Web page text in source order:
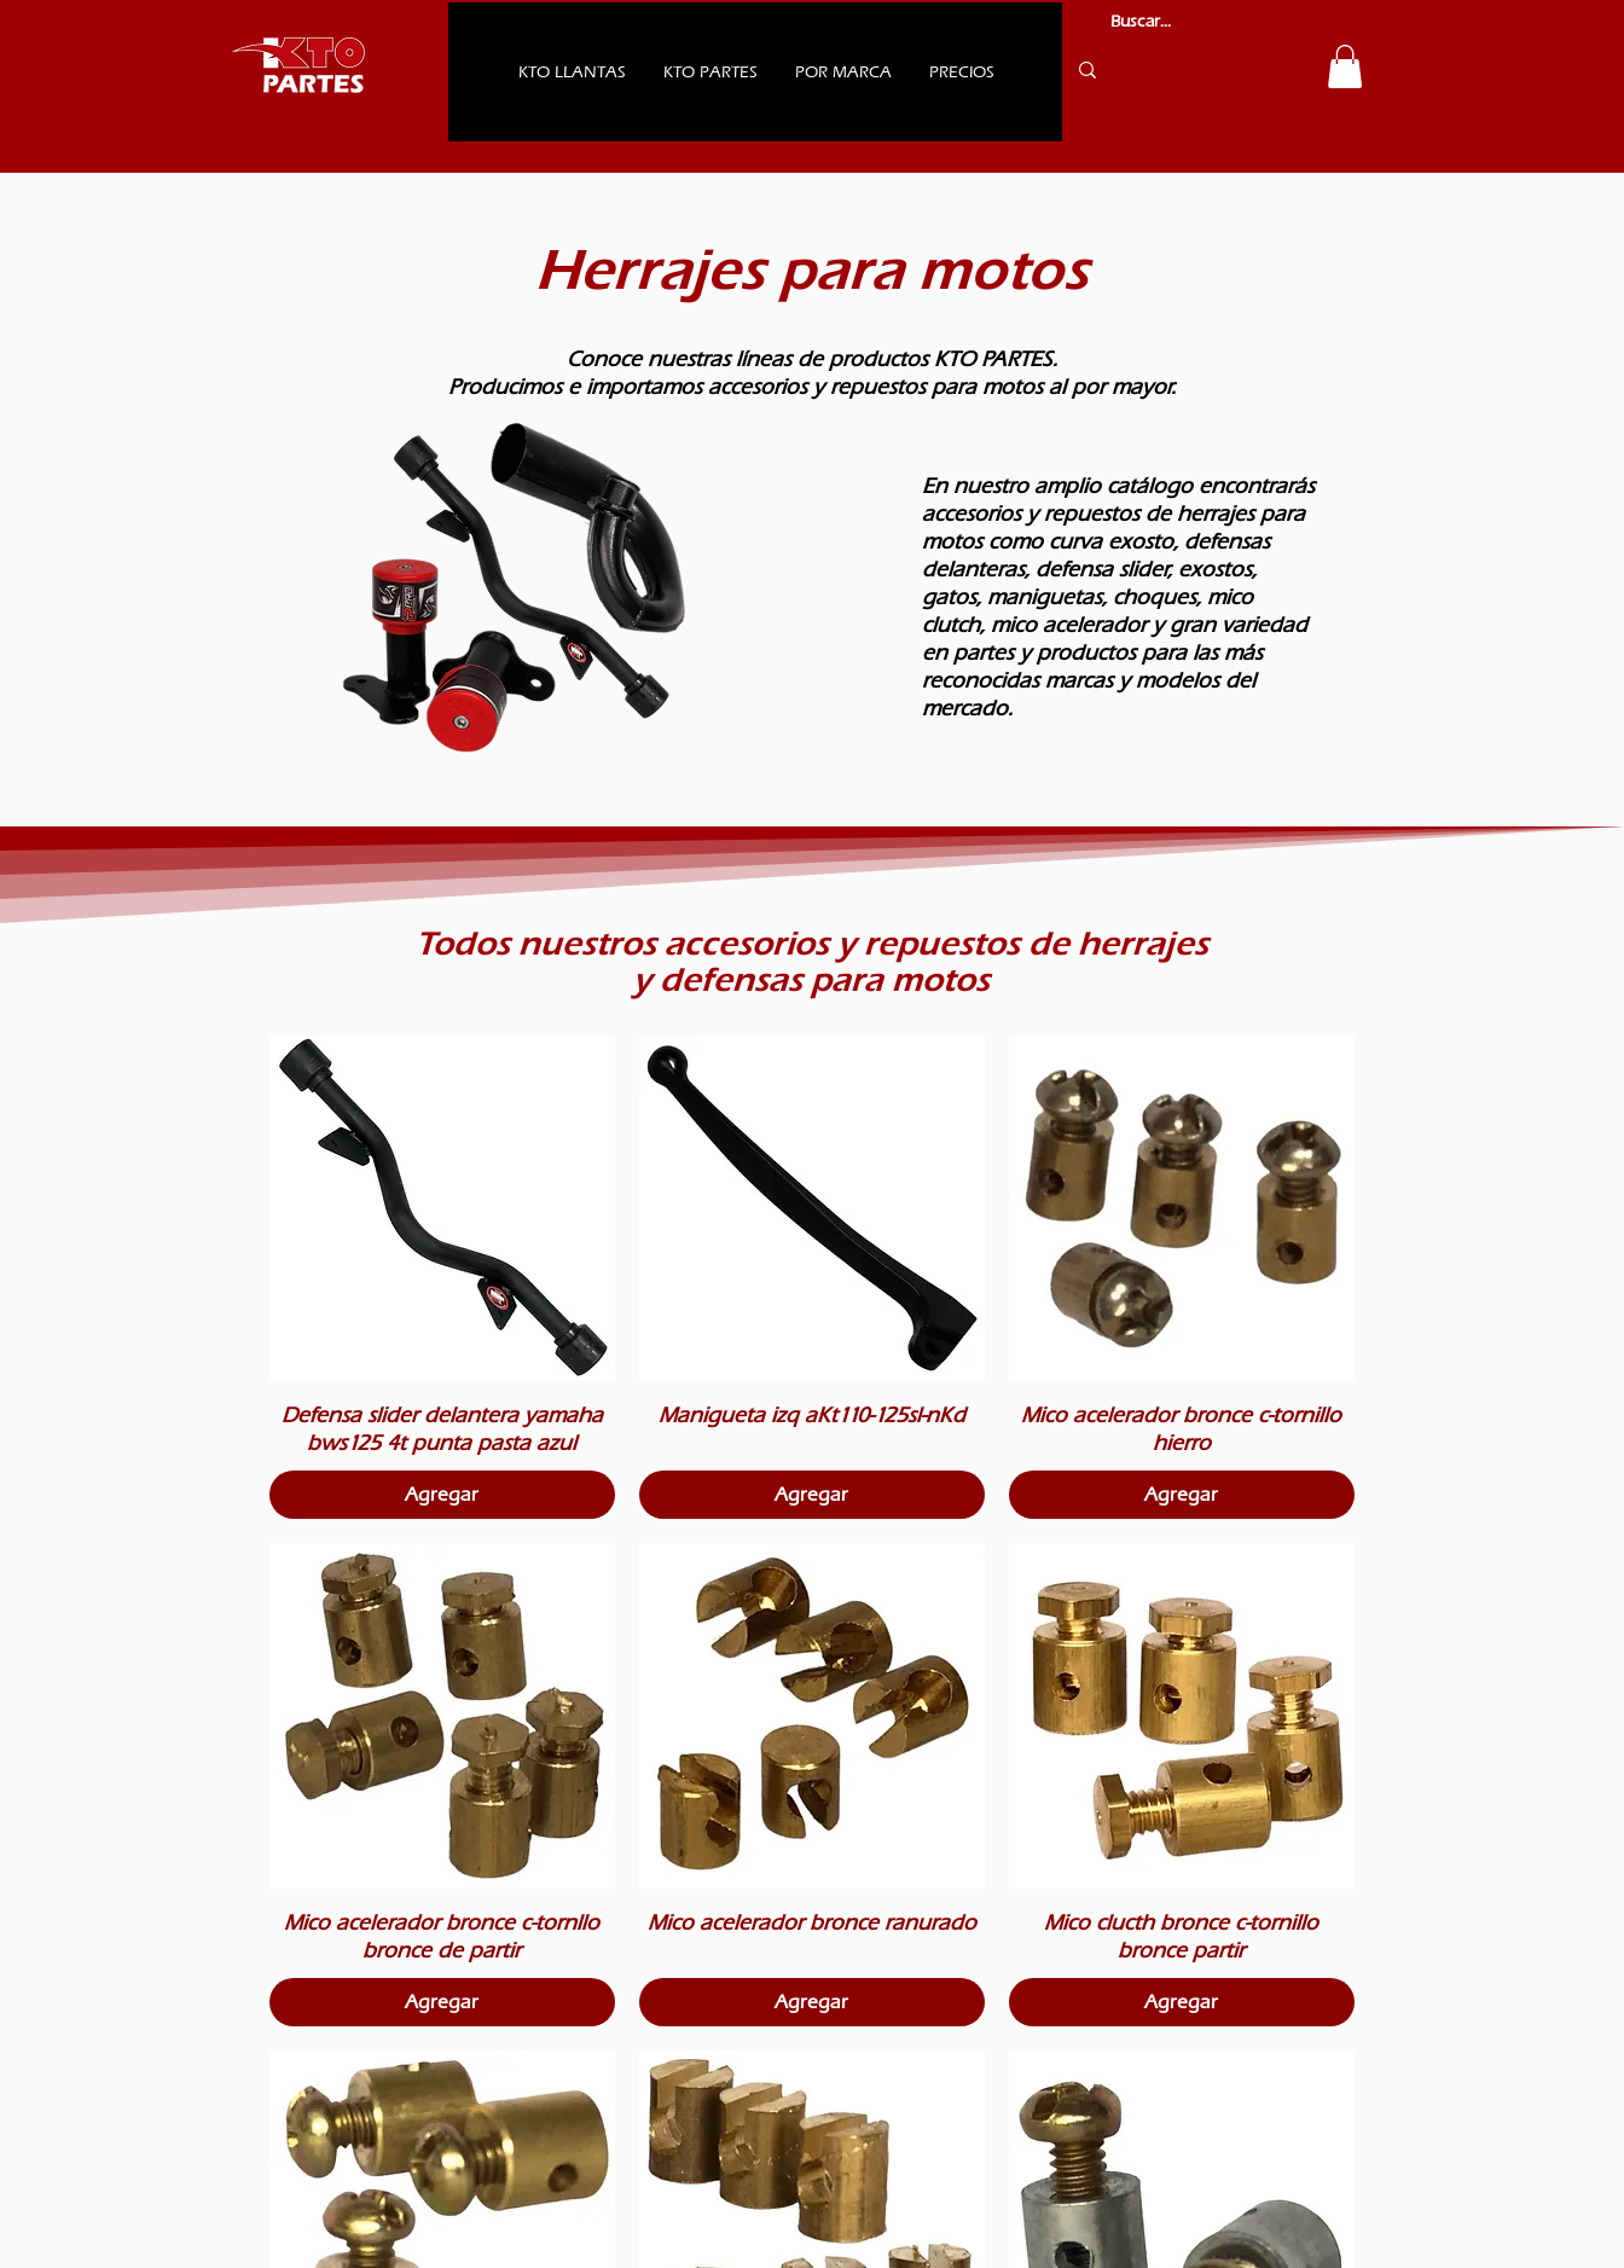
KTO LLANTAS KTO PARTES POR MARCA PRECIOS
Herrajes para motos
Conoce nuestras líneas de productos KTO PARTES.
Producimos e importamos accesorios y repuestos para motos al por mayor.
En nuestro amplio catálogo encontrarás
accesorios y repuestos de herrajes para
motos como curva exosto, defensas
delanteras, defensa slider, exostos,
gatos, maniguetas, choques, mico
clutch, mico acelerador y gran variedad
en partes y productos para las más
reconocidas marcas y modelos del
mercado.​
Todos nuestros accesorios y repuestos de herrajes
y defensas para motos
Defensa slider delantera yamaha
bws125 4t punta pasta azul
Agregar
Manigueta izq aKt110-125sl-nKd
Agregar
Mico acelerador bronce c-tornillo
hierro
Agregar
Mico acelerador bronce c-tornllo
bronce de partir
Agregar
Mico acelerador bronce ranurado
Agregar
Mico clucth bronce c-tornillo
bronce partir
Agregar